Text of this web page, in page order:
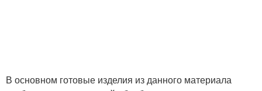
В основном готовые изделия из данного материала